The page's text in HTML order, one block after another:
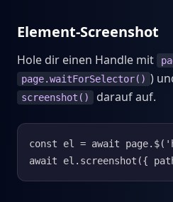
Element-Screenshot
Hole dir einen Handle mit
page.waitForSelector() )
screenshot() darauf auf.
const el = await
await el.screenshot({